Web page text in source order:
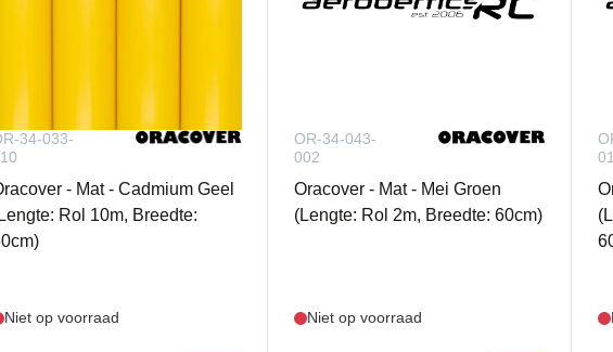
34-033-
- Mat - Cadmium Geel
Rol 10m, Breedte:
Niet op voorraad
OR-34-043-
002
Oracover - Mat - Mei Groen
(Lengte: Rol 2m, Breedte: 60cm)
Niet op voorraad